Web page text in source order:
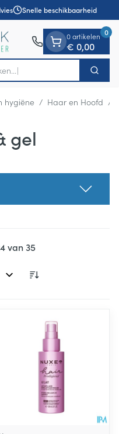
Snelle beschikbaarheid
Zoek
0 artikelen
€ 0,00
0
hygiëne / Haar en Hoofd /
gel
van35